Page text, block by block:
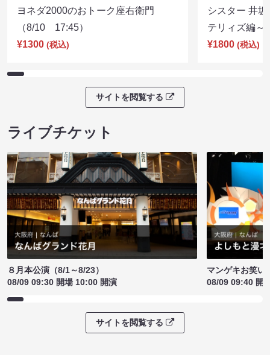
ヨネダ2000のおトーク座右衛門
（8/10 17:45）
¥1300 (税込)
シスター 井
テリィズ編
¥1800 (税込)
サイトを閲覧する
ライブチケット
８月本公演（8/1～8/23）
08/09 09:30 開場 10:00 開演
マンゲキお笑い
08/09 09:40 開
サイトを閲覧する